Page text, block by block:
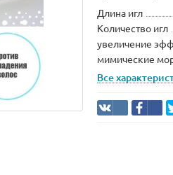
Длина игл
Количество игл
увеличение
мимические
Все